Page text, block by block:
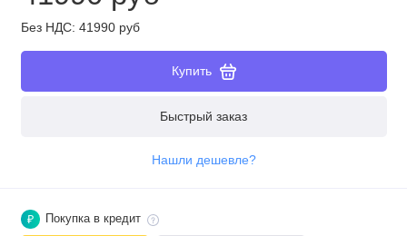
Без НДС: 41990 руб
Купить
Быстрый заказ
Нашли дешевле?
₽ Покупка в кредит